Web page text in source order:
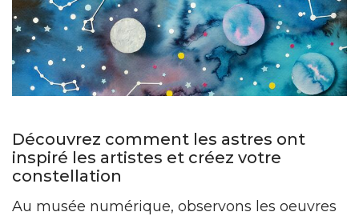
Découvrez comment les astres ont
inspiré les artistes et créez votre
constellation
Au musée numérique, observons les oeuvres